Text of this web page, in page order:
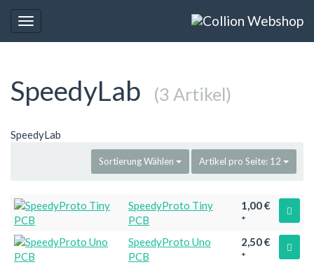
Toggle
navigation
SpeedyLab (3 Artikel)
SpeedyLab
SortierungWählen Artikel pro Seite: 12
SpeedyProto Tiny
PCB
1,00 €
*
SpeedyProto Uno
PCB
2,50 €
*